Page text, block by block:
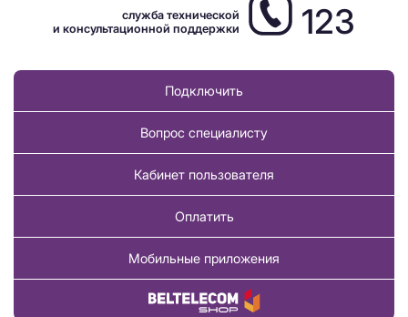
служба технической
и консультационной поддержки
123
Подключить
Вопрос специалисту
Кабинет пользователя
Оплатить
Мобильные приложения
Купить товар